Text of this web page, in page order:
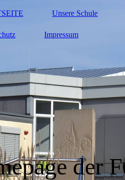
Unsere Schule
Impressum
der